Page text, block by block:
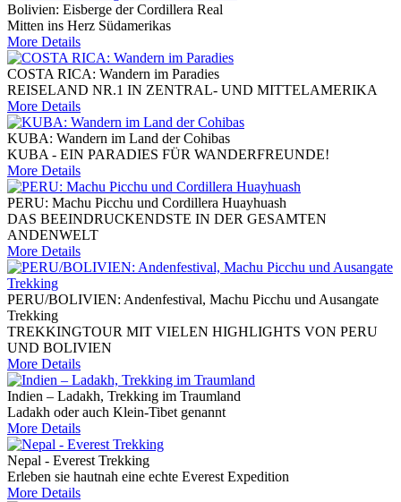
Bolivien: Eisberge der Cordillera Real
Mitten ins Herz Südamerikas
More Details
COSTA RICA: Wandern im Paradies
REISELAND NR.1 IN ZENTRAL- UND MITTELAMERIKA
More Details
KUBA: Wandern im Land der Cohibas
KUBA - EIN PARADIES FÜR WANDERFREUNDE!
More Details
PERU: Machu Picchu und Cordillera Huayhuash
DAS BEEINDRUCKENDSTE IN DER GESAMTEN
ANDENWELT
More Details
PERU/BOLIVIEN: Andenfestival, Machu Picchu und Ausangate
Trekking
TREKKINGTOUR MIT VIELEN HIGHLIGHTS VON PERU
UND BOLIVIEN
More Details
Indien – Ladakh, Trekking im Traumland
Ladakh oder auch Klein-Tibet genannt
More Details
Nepal - Everest Trekking
Erleben sie hautnah eine echte Everest Expedition
More Details